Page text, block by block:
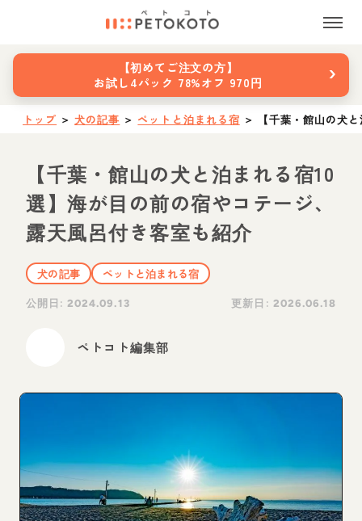
【初めてご注文の方】
お試し4パック 78%オフ 970円
›
トップ ＞ 犬の記事 ＞ ペットと泊まれる宿 ＞ 【千葉・館山の犬
【千葉・館山の犬と泊まれる宿10
選】海が目の前の宿やコテージ、
露天風呂付き客室も紹介
犬の記事
ペットと泊まれる宿
公開日:2024.09.13 更新日: 2026.06.18
ペトコト編集部